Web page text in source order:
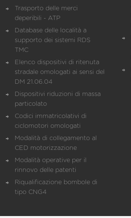
Trasporto delle merci
deperibili - ATP
Database delle località a
supporto dei sistemi RDS
TMC
Elenco dispositivi di ritenuta
stradale omologati ai sensi del
DM 21.06.04
Dispositivi riduzioni di massa
particolato
Codici immatricolativi di
ciclomotori omologati
Modalità di collegamento al
CED motorizzazione
Modalità operative per il
rinnovo delle patenti
Riqualificazione bombole di
tipo CNG4